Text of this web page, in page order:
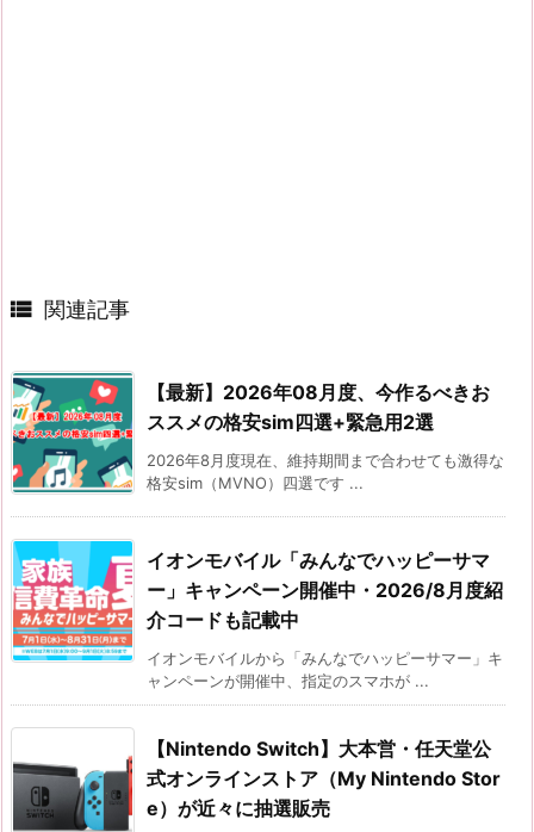
 関連記事
【最新】2026年08月度、今作るべきお
ススメの格安sim四選+緊急用2選
2026年8月度現在、維持期間まで合わせても激得な
格安sim（MVNO）四選です ...
イオンモバイル「みんなでハッピーサマ
ー」キャンペーン開催中・2026/8月度紹
介コードも記載中
イオンモバイルから「みんなでハッピーサマー」キ
ャンペーンが開催中、指定のスマホが ...
【Nintendo Switch】大本営・任天堂公
式オンラインストア（My Nintendo Stor
e）が近々に抽選販売